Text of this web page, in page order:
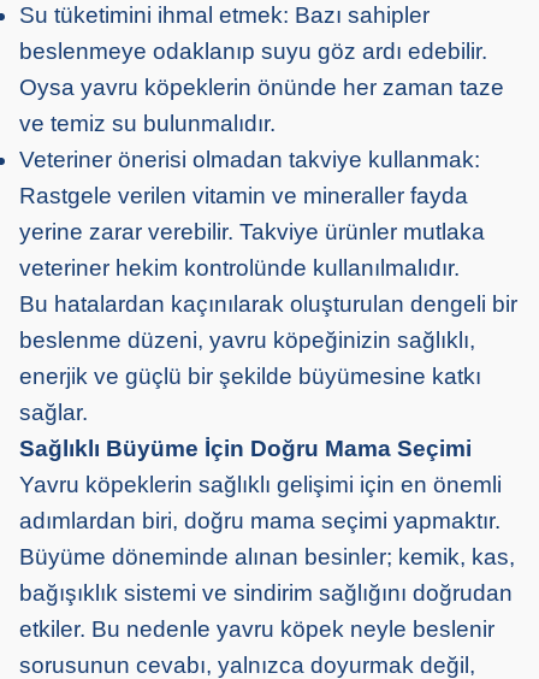
Su tüketimini ihmal etmek: Bazı sahipler
beslenmeye odaklanıp suyu göz ardı edebilir.
Oysa yavru köpeklerin önünde her zaman taze
ve temiz su bulunmalıdır.
Veteriner önerisi olmadan takviye kullanmak:
Rastgele verilen vitamin ve mineraller fayda
yerine zarar verebilir. Takviye ürünler mutlaka
veteriner hekim kontrolünde kullanılmalıdır.
Bu hatalardan kaçınılarak oluşturulan dengeli bir
beslenme düzeni, yavru köpeğinizin sağlıklı,
enerjik ve güçlü bir şekilde büyümesine katkı
sağlar.
Sağlıklı Büyüme İçin Doğru Mama Seçimi
Yavru köpeklerin sağlıklı gelişimi için en önemli
adımlardan biri, doğru mama seçimi yapmaktır.
Büyüme döneminde alınan besinler; kemik, kas,
bağışıklık sistemi ve sindirim sağlığını doğrudan
etkiler. Bu nedenle yavru köpek neyle beslenir
sorusunun cevabı, yalnızca doyurmak değil,